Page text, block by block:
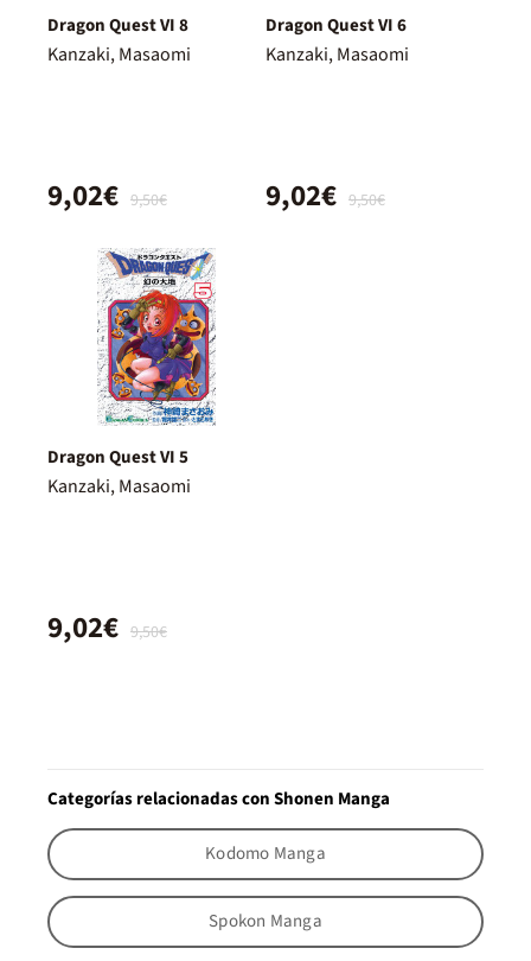
Dragon Quest VI 8
Kanzaki, Masaomi
9,50€
9,02€
Dragon Quest VI 6
Kanzaki, Masaomi
9,50€
9,02€
Dragon Quest VI 5
Kanzaki, Masaomi
9,50€
9,02€
Categorías relacionadas con Shonen Manga
Kodomo Manga
Spokon Manga